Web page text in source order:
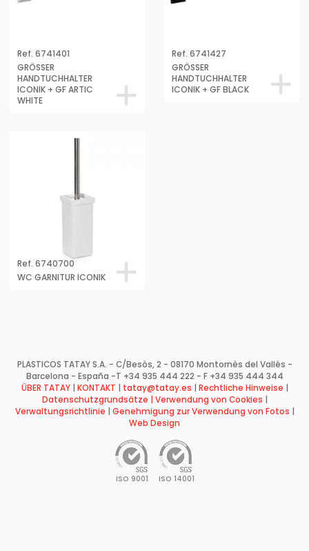
Ref. 6741401
GRÖSSER
HANDTUCHHALTER
ICONIK + GF ARTIC
WHITE
Ref. 6741427
GRÖSSER
HANDTUCHHALTER
ICONIK + GF BLACK
Ref. 6740700
WC GARNITUR ICONIK
PLASTICOS TATAY S.A. - C/Besòs, 2 - 08170 Montornès del Vallès -
Barcelona - España -T +34 935 444 222 - F +34 935 444 344
ÜBER TATAY| KONTAKT tatay@tatay.es Rechtliche Hinweise
Datenschutzgrundsätze | Verwendung von Cookies
Verwaltungsrichtlinie
Genehmigung zur Verwendung von Fotos
Web Design
ISO 9001 ISO 14001